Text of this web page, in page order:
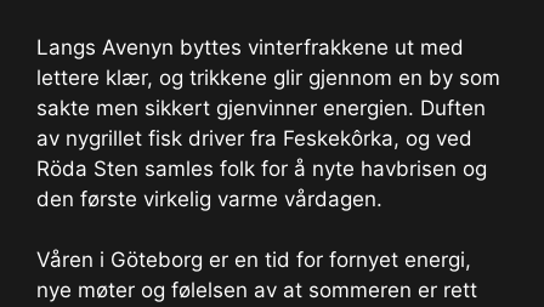
Langs Avenyn byttes vinterfrakkene ut med
lettere klær, og trikkene glir gjennom en by som
sakte men sikkert gjenvinner energien. Duften
av nygrillet fisk driver fra Feskekôrka, og ved
Röda Sten samles folk for å nyte havbrisen og
den første virkelig varme vårdagen.
Våren i Göteborg er en tid for fornyet energi,
nye møter og følelsen av at sommeren er rett